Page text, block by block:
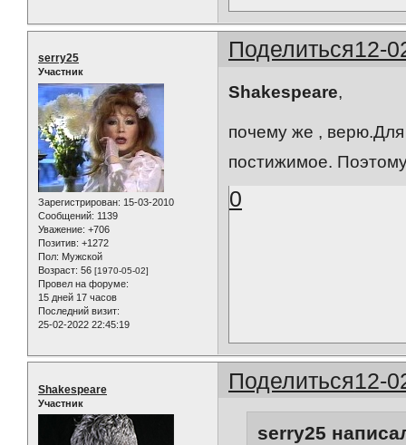
Поделиться12-
serry25
Участник
Зарегистрирован: 15-03-2010
Сообщений: 1139
Уважение: +706
Позитив: +1272
Пол: Мужской
Возраст: 56 [1970-05-02]
Провел на форуме:
15 дней 17 часов
Последний визит:
25-02-2022 22:45:19
Shakespeare,
почему же ,
постижимое.
0
Поделиться12-
Shakespeare
Участник
serry25